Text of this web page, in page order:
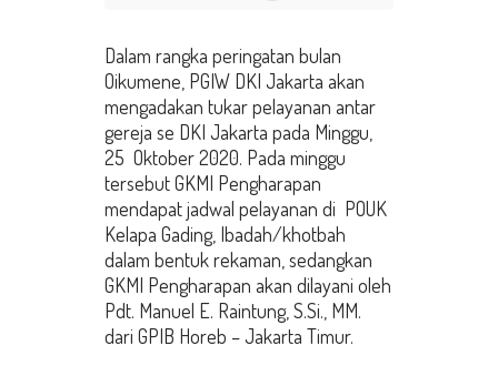
Dalam rangka peringatan bulan
Oikumene, PGIW DKI Jakarta akan
mengadakan tukar pelayanan antar
gereja se DKI Jakarta pada Minggu,
25 Oktober 2020. Pada minggu
tersebut GKMI Pengharapan
mendapat jadwal pelayanan di POUK
Kelapa Gading, Ibadah/khotbah
dalam bentuk rekaman, sedangkan
GKMI Pengharapan akan dilayani oleh
Pdt. Manuel E. Raintung, S.Si., MM.
dari GPIB Horeb – Jakarta Timur.